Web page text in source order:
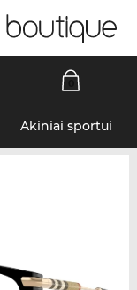
Akiniai sportui